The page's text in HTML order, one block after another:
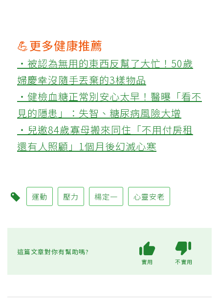
💪更多健康推薦
‧被認為無用的東西反幫了大忙！50歲
婦慶幸沒隨手丟棄的3樣物品
‧健檢血糖正常別安心太早！醫曝「看不
見的隱患」：失智、糖尿病風險大增
‧兒邀84歲寡母搬來同住「不用付房租
還有人照顧」1個月後幻滅心寒
運動 壓力 楊定一 心靈安老
這篇文章對你有幫助嗎?
實用 不實用